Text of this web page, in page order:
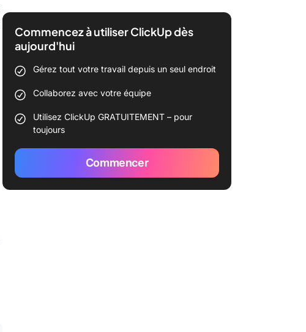
Commencez à utiliser ClickUp dès
aujourd'hui
Gérez tout votre travail depuis un seul endroit
Collaborez avec votre équipe
Utilisez ClickUp GRATUITEMENT – pour
toujours
Commencer